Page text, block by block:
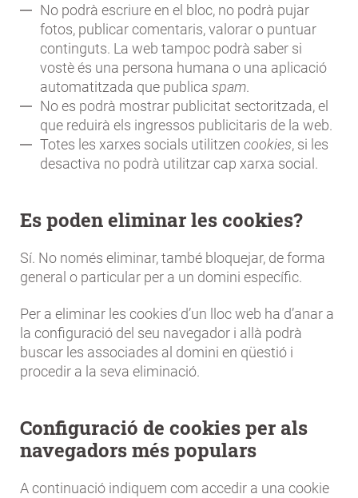
No podrà escriure en el bloc, no podrà pujar
fotos, publicar comentaris, valorar o puntuar
continguts. La web tampoc podrà saber si
vostè és una persona humana o una aplicació
automatitzada que publica spam.
No es podrà mostrar publicitat sectoritzada, el
que reduirà els ingressos publicitaris de la web.
Totes les xarxes socials utilitzen cookies, si les
desactiva no podrà utilitzar cap xarxa social.
Es poden eliminar les cookies?
Sí. No només eliminar, també bloquejar, de forma
general o particular per a un domini específic.
Per a eliminar les cookies d’un lloc web ha d’anar a
la configuració del seu navegador i allà podrà
buscar les associades al domini en qüestió i
procedir a la seva eliminació.
Configuració de cookies per als
navegadors més populars
A continuació indiquem com accedir a una cookie